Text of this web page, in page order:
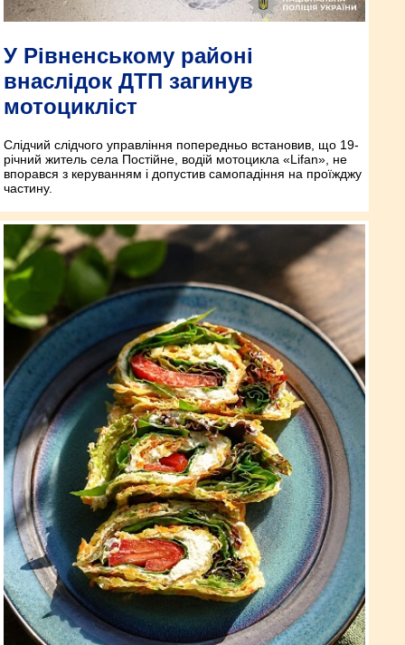
У Рівненському районі
внаслідок ДТП загинув
мотоцикліст
Слідчий слідчого управління попередньо встановив, що 19-
річний житель села Постійне, водій мотоцикла «Lifan», не
впорався з керуванням і допустив самопадіння на проїжджу
частину.